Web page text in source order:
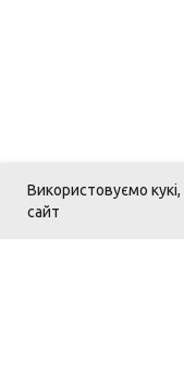
Використовуємо
сайт